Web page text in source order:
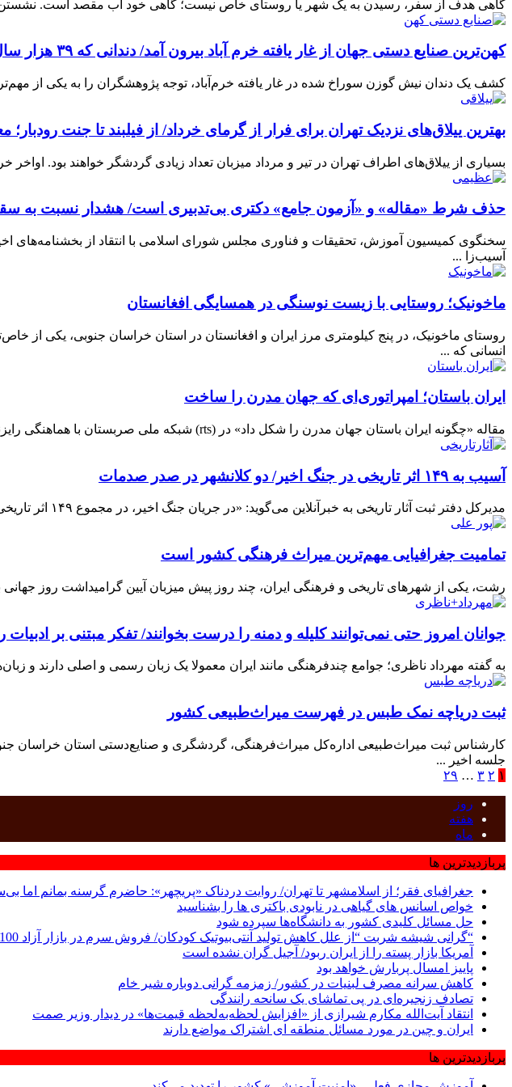
گاهی هدف از سفر، رسیدن به یک شهر یا روستای خاص نیست؛ گاهی خود آب مقصد است. نشستن
کهن‌ترین صنایع دستی جهان از غار یافته خرم آباد بیرون آمد/ دندانی که ۳۹ هزار سال پیش به گردن انسان نخستین آویخته شد
کشف یک دندان نیش گوزن سوراخ‌ شده در غار یافته خرم‌آباد، توجه پژوهشگران را به یکی از
بهترین ییلاق‌های نزدیک تهران برای فرار از گرمای خرداد/ از فیلبند تا جنت رودبار؛ معرفی ۷
بسیاری از ییلاق‌های اطراف تهران در تیر و مرداد میزبان تعداد زیادی گردشگر خواهند بود.
حذف شرط «مقاله» و «آزمون جامع» دکتری بی‌تدبیری است/ هشدار نسبت به
سخنگوی کمیسیون آموزش، تحقیقات و فناوری مجلس شورای اسلامی با انتقاد از بخشنامه‌های
آسیب‌زا ...
ماخونیک؛ روستایی با زیست نوسنگی در همسایگی افغانستان
روستای ماخونیک، در پنج کیلومتری مرز ایران و افغانستان در استان خراسان جنوبی، یکی از
انسانی که ...
ایران باستان؛ امپراتوری‌ای که جهان مدرن را ساخت
مقاله «چگونه ایران باستان جهان مدرن را شکل داد» در (rts) شبکه ملی صربستان با هماهنگی رایزنی فرهنگی کشورمان منتشر شد. به گزارش مهر ملت نیوز به نقل از روابط ...
آسیب به ۱۴۹ اثر تاریخی در جنگ اخیر/ دو کلانشهر در صدر صدمات
مدیرکل دفتر ثبت آثار تاریخی به خبرآنلاین می‌گوید: «در جریان جنگ اخیر، در مجموع ۱۴۹ اثر تاریخی، به طور پراکنده در ۱۸ استان کشور، دچار آسیب‌های جدی شده‌اند. بر اساس ...
تمامیت جغرافیایی مهم‌ترین میراث فرهنگی کشور است
رشت، یکی از شهرهای تاریخی و فرهنگی ایران، چند روز پیش میزبان آیین گرامیداشت روز
جوانان امروز حتی نمی‌توانند کلیله و دمنه را درست بخوانند/ تفکر مبتنی بر ادبیات
به گفته مهرداد ناظری؛ جوامع چندفرهنگی مانند ایران معمولا یک زبان رسمی و اصلی دارند و
ثبت دریاچه نمک طبس در فهرست میراث‌طبیعی کشور
کارشناس ثبت میراث‌طبیعی اداره‌کل میراث‌فرهنگی، گردشگری و صنایع‌دستی استان خراسان
جلسه اخیر ...
۱ ۲ ۳ … ۲۹
روز
هفته
ماه
پربازدیدترین ها
جغرافیای فقر؛ از اسلامشهر تا تهران/ روایت دردناک «پریچهر»: حاضرم گرسنه بمانم اما
خواص اسانس های گیاهی در نابودی باکتری ها را بشناسید
حل مسائل کلیدی کشور به دانشگاه‌ها سپرده شود
“گرانی شیشه شربت “از علل کاهش تولید آنتی‌بیوتیک کودکان/ فروش سرم در بازار آزاد 100 هزار تومان
آمریکا بازار پسته را از ایران ربود/ آجیل گران نشده است
پاییز امسال پربارش خواهد بود
کاهش سرانه مصرف لبنیات در کشور/ زمزمه گرانی دوباره شیر خام
تصادف زنجیره‌ای در پی تماشای یک سانحه رانندگی
انتقاد آیت‌الله مکارم شیرازی از «افزایش لحظه‌به‌لحظه قیمت‌ها» در دیدار وزیر صمت
ایران و چین در مورد مسائل منطقه ای اشتراک مواضع دارند
پربازدیدترین ها